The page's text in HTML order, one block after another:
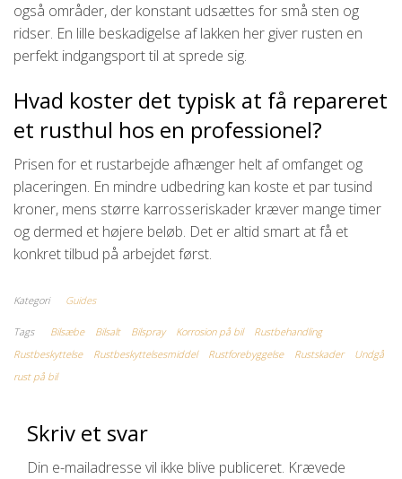
også områder, der konstant udsættes for små sten og
ridser. En lille beskadigelse af lakken her giver rusten en
perfekt indgangsport til at sprede sig.
Hvad koster det typisk at få repareret
et rusthul hos en professionel?
Prisen for et rustarbejde afhænger helt af omfanget og
placeringen. En mindre udbedring kan koste et par tusind
kroner, mens større karrosseriskader kræver mange timer
og dermed et højere beløb. Det er altid smart at få et
konkret tilbud på arbejdet først.
Kategori Guides
Tags Bilsæbe Bilsalt Bilspray Korrosion på bil
Rustbehandling
Rustbeskyttelse
Rustbeskyttelsesmiddel Rustforebyggelse Rustskader
Undgå
rust på bil
Skriv et svar
Din e-mailadresse vil ikke blive publiceret. Krævede